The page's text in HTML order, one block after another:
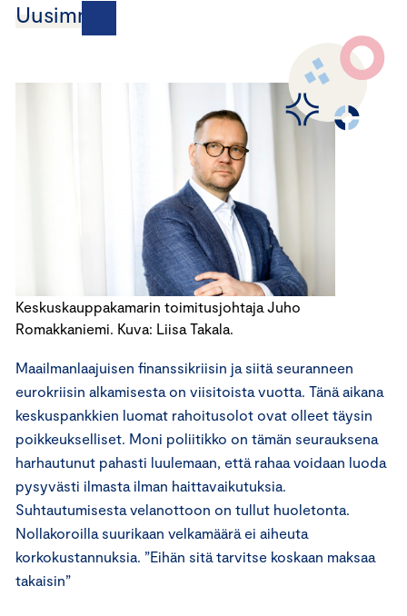
Uusimmat
Keskuskauppakamarin toimitusjohtaja Juho
Romakkaniemi. Kuva: Liisa Takala.
Maailmanlaajuisen finanssikriisin ja siitä seuranneen
eurokriisin alkamisesta on viisitoista vuotta. Tänä aikana
keskuspankkien luomat rahoitusolot ovat olleet täysin
poikkeukselliset. Moni poliitikko on tämän seurauksena
harhautunut pahasti luulemaan, että rahaa voidaan luoda
pysyvästi ilmasta ilman haittavaikutuksia.
Suhtautumisesta velanottoon on tullut huoletonta.
Nollakoroilla suurikaan velkamäärä ei aiheuta
korkokustannuksia. ”Eihän sitä tarvitse koskaan maksaa
takaisin”